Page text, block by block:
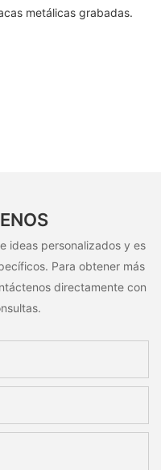
metálicas grabadas.
ideas personalizados y es
Para obtener más
directamente con